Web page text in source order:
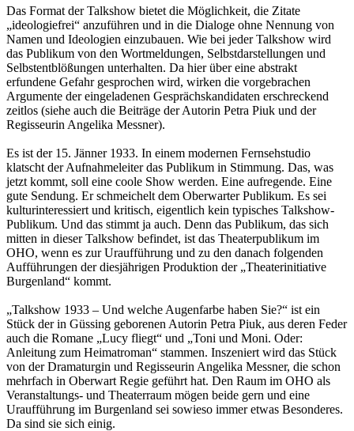
Das Format der Talkshow bietet die Möglichkeit, die Zitate
„ideologiefrei“ anzuführen und in die Dialoge ohne Nennung von
Namen und Ideologien einzubauen. Wie bei jeder Talkshow wird
das Publikum von den Wortmeldungen, Selbstdarstellungen und
Selbstentblößungen unterhalten. Da hier über eine abstrakt
erfundene Gefahr gesprochen wird, wirken die vorgebrachen
Argumente der eingeladenen Gesprächskandidaten erschreckend
zeitlos (siehe auch die Beiträge der Autorin Petra Piuk und der
Regisseurin Angelika Messner).
Es ist der 15. Jänner 1933. In einem modernen Fernsehstudio
klatscht der Aufnahmeleiter das Publikum in Stimmung. Das, was
jetzt kommt, soll eine coole Show werden. Eine aufregende. Eine
gute Sendung. Er schmeichelt dem Oberwarter Publikum. Es sei
kulturinteressiert und kritisch, eigentlich kein typisches Talkshow-
Publikum. Und das stimmt ja auch. Denn das Publikum, das sich
mitten in dieser Talkshow befindet, ist das Theaterpublikum im
OHO, wenn es zur Uraufführung und zu den danach folgenden
Aufführungen der diesjährigen Produktion der „Theaterinitiative
Burgenland“ kommt.
„Talkshow 1933 – Und welche Augenfarbe haben Sie?“ ist ein
Stück der in Güssing geborenen Autorin Petra Piuk, aus deren Feder
auch die Romane „Lucy fliegt“ und „Toni und Moni. Oder:
Anleitung zum Heimatroman“ stammen. Inszeniert wird das Stück
von der Dramaturgin und Regisseurin Angelika Messner, die schon
mehrfach in Oberwart Regie geführt hat. Den Raum im OHO als
Veranstaltungs- und Theaterraum mögen beide gern und eine
Uraufführung im Burgenland sei sowieso immer etwas Besonderes.
Da sind sie sich einig.